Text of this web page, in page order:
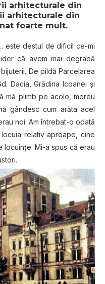
arhitecturale din
arhitecturale din
foarte mult.
este destul de dificil ce-mi
că avem mai degrabă
De pildă Parcelarea
Dacia, Grădina Icoanei și
mă plimb pe acolo, mereu
gândesc cum arăta acel
noi. Am întrebat-o odată
relativ aproape, cine
locuințe. Mi-a spus că erau